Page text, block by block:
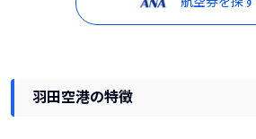
羽田空港の特徴